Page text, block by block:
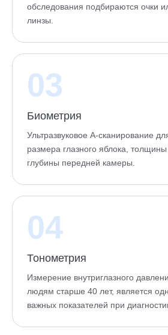
обследования подбираются очки
линзы.
03
Биометрия
Ультразвуковое А-сканирование
размера глазного яблока, толщины
глубины передней камеры.
04
Тонометрия
Измерение внутриглазного
людям старше 40 лет, является
важных показателей при